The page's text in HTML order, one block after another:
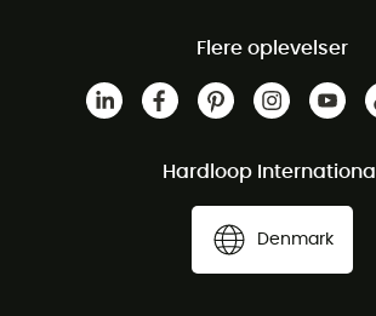
Flere oplevelser
Hardloop International
Denmark